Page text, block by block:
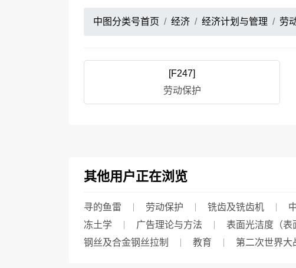
中图分类号首页 经济 经济计划与管理 劳
[F247]
劳动保护
其他用户正在浏览
寻的鱼雷 劳动保护 铣齿及铣齿机
冻土学
广告理论与方法 表面光洁度（表
钢丝及合金钢丝拉制
教育 第二次世界大